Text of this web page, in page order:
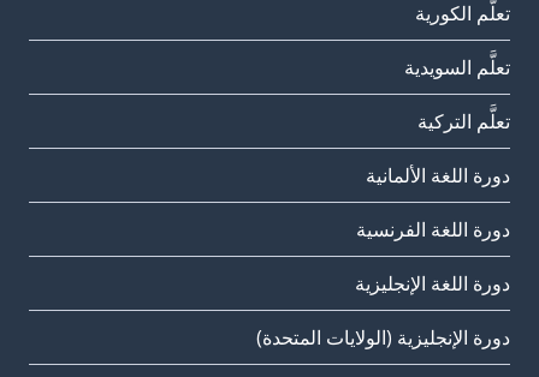
تعلَّم الكورية
تعلَّم السويدية
تعلَّم التركية
دورة اللغة الألمانية
دورة اللغة الفرنسية
دورة اللغة الإنجليزية
دورة الإنجليزية (الولايات المتحدة)